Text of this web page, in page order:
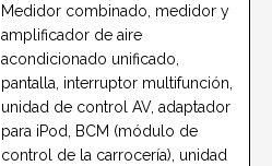
Medidor combinado, medidor y
amplificador de aire
acondicionado unificado,
pantalla, interruptor multifunción,
unidad de control AV, adaptador
para iPod, BCM (módulo de
control de la carrocería), unidad